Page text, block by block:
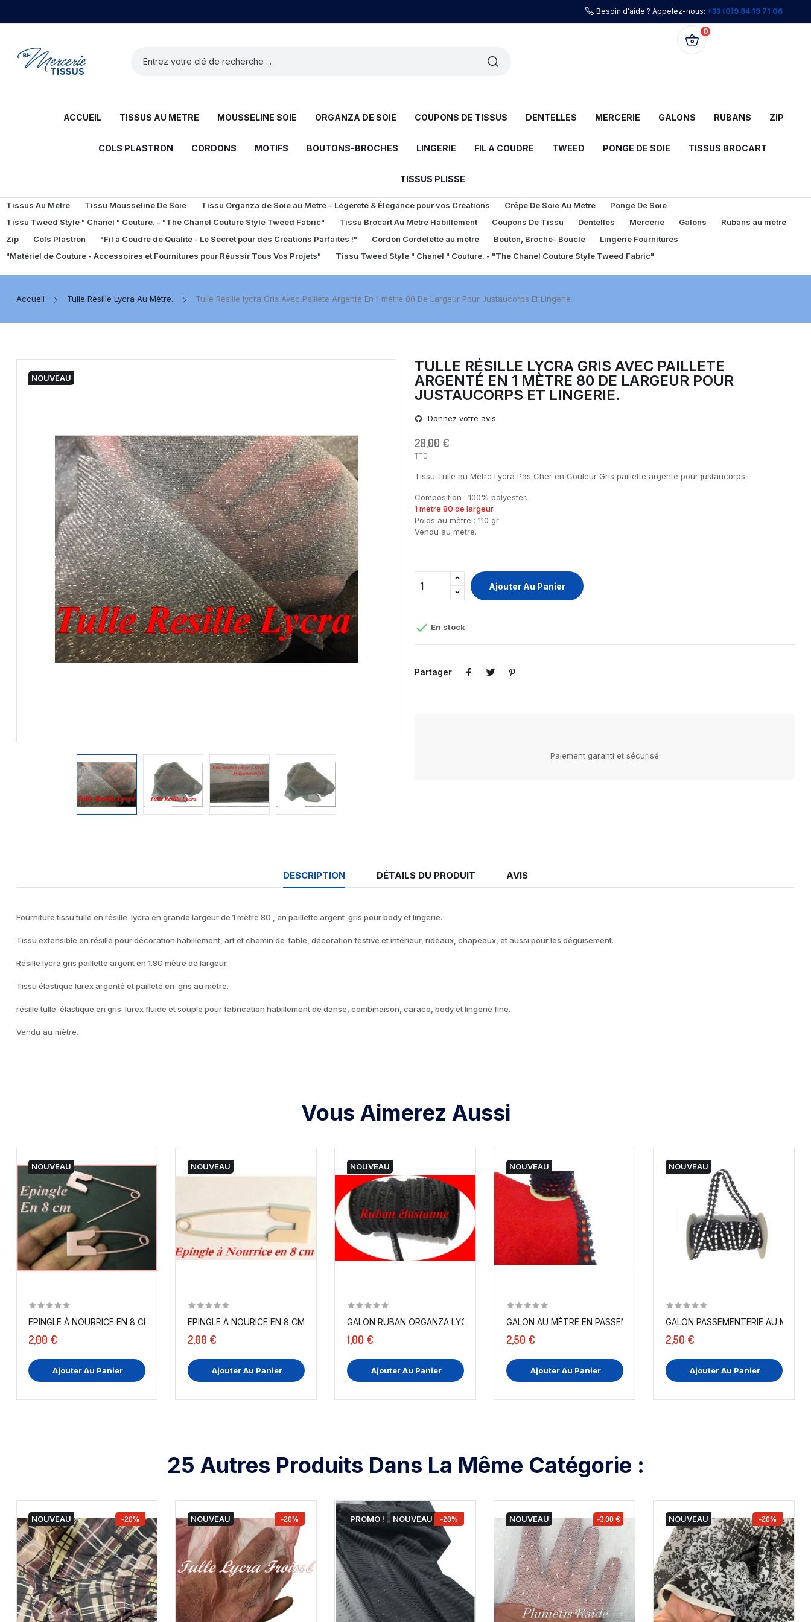
Besoin d'aide ? Appelez-nous: +33 (0)9 84 19 71 06
0
ACCUEIL TISSUS AU METRE MOUSSELINE SOIE ORGANZA DE SOIE COUPONS DE TISSUS DENTELLES MERCERIE GALONS RUBANS ZIP
COLS PLASTRON CORDONS MOTIFS BOUTONS-BROCHES LINGERIE FIL A COUDRE TWEED PONGE DE SOIE TISSUS BROCART
TISSUS PLISSE
Tissus Au Mètre Tissu Mousseline De Soie Tissu Organza de Soie au Mètre – Légèreté & Élégance pour vos Créations Crêpe De Soie Au Mètre
Pongé De Soie
Tissu Tweed Style " Chanel " Couture. - "The Chanel Couture Style Tweed Fabric"
Tissu Brocart Au Mètre Habillement Coupons De Tissu Dentelles Mercerie Galons
Rubans au mètre
Zip
Cols Plastron "Fil à Coudre de Qualité - Le Secret pour des Créations Parfaites !" Cordon Cordelette au mètre Bouton, Broche- Boucle
Lingerie Fournitures
"Matériel de Couture - Accessoires et Fournitures pour Réussir Tous Vos Projets"
Tissu Tweed Style " Chanel " Couture. - "The Chanel Couture Style Tweed Fabric"
Accueil Tulle Résille Lycra Au Mètre. Tulle Résille lycra Gris Avec Paillete Argenté En 1 mètre 80 De Largeur Pour Justaucorps Et Lingerie.
NOUVEAU
TULLE RÉSILLE LYCRA GRIS AVEC PAILLETE
ARGENTÉ EN 1 MÈTRE 80 DE LARGEUR POUR
JUSTAUCORPS ET LINGERIE.
Donnez votre avis
20,00 €
TTC
Tissu Tulle au Mètre Lycra Pas Cher en Couleur Gris paillette argenté pour justaucorps.
Composition : 100% polyester.
1 mètre 80 de largeur.
Poids au mètre : 110 gr
Vendu au mètre.
Ajouter Au Panier
 En stock
Partager
Paiement garanti et sécurisé
DESCRIPTION DÉTAILS DU PRODUIT AVIS
Fourniture tissu tulle en résille lycra en grande largeur de 1 mètre 80 , en paillette argent gris pour body et lingerie.
Tissu extensible en résille pour décoration habillement, art et chemin de table, décoration festive et intérieur, rideaux, chapeaux, et aussi pour les déguisement.
Résille lycra gris paillette argent en 1.80 mètre de largeur.
Tissu élastique lurex argenté et pailleté en gris au mètre.
résille tulle élastique en gris lurex fluide et souple pour fabrication habillement de danse, combinaison, caraco, body et lingerie fine.
Vendu au mètre.
Vous Aimerez Aussi
NOUVEAU
EPINGLE À NOURRICE EN 8 CM VIEUX ROSE
2,00 €
Ajouter Au Panier
NOUVEAU
EPINGLE À NOURICE EN 8 CM COULEUR SAUMON POUR...
2,00 €
Ajouter Au Panier
NOUVEAU
GALON RUBAN ORGANZA LYCRA EN NOIR EN 2 CM A...
1,00 €
Ajouter Au Panier
NOUVEAU
GALON AU MÈTRE EN PASSEMENTERIE 2 CM NOIR ET ROUGE
2,50 €
Ajouter Au Panier
NOUVEAU
GALON
2,50 €
Ajouter Au Panier
25 Autres Produits Dans La Même Catégorie :
NOUVEAU -20% NOUVEAU -20% PROMO ! NOUVEAU -20% NOUVEAU -3,00 € NOUVEAU -20%